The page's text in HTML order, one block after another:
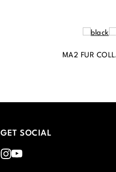
MA2 FUR
GET SOCIAL
Instagram
Youtube